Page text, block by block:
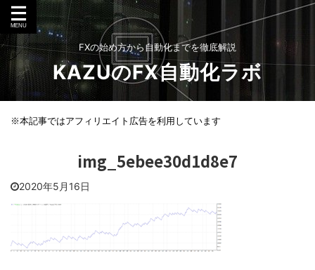
FXの始め方から自動化までを徹底解説
KAZUのFX自動化ラボ
※本記事ではアフィリエイト広告を利用しています
img_5ebee30d1d8e7
2020年5月16日